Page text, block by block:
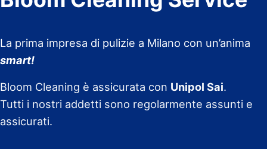
La prima impresa di pulizie a Milano con un’anima
smart!
Bloom Cleaning è assicurata con Unipol Sai.
Tutti i nostri addetti sono regolarmente assunti e
assicurati.